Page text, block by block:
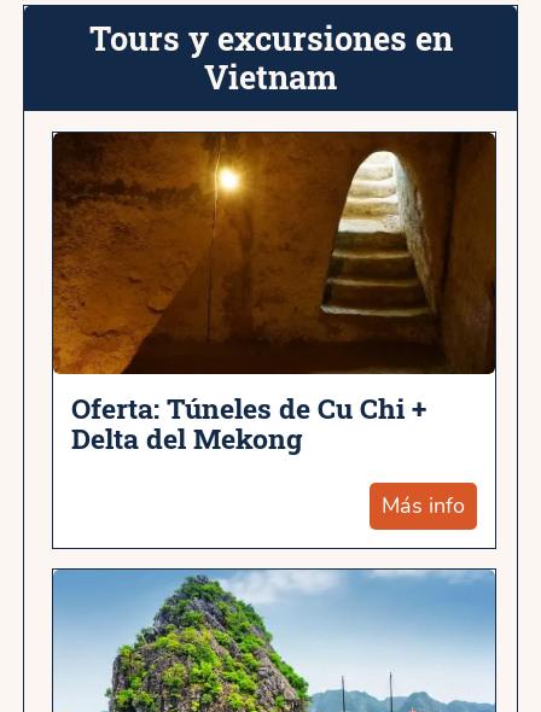
Tours y excursiones en
Vietnam
Oferta: Túneles de Cu Chi +
Delta del Mekong
Más info